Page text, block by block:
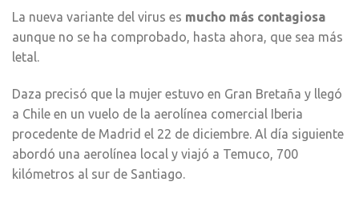
La nueva variante del virus es mucho más contagiosa
aunque no se ha comprobado, hasta ahora, que sea más
letal.
Daza precisó que la mujer estuvo en Gran Bretaña y llegó
a Chile en un vuelo de la aerolínea comercial Iberia
procedente de Madrid el 22 de diciembre. Al día siguiente
abordó una aerolínea local y viajó a Temuco, 700
kilómetros al sur de Santiago.